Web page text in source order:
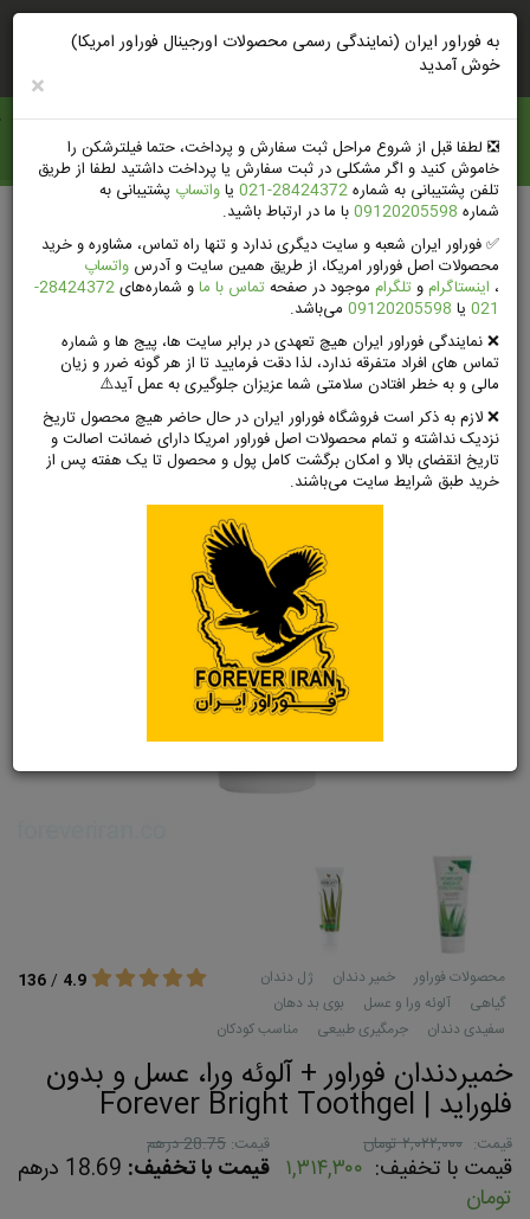
به فوراور ایران (نمایندگی رسمی محصولات اورجینال فوراور امریکا)
خوش آمدید
×
❎️ لطفا قبل از شروع مراحل ثبت سفارش و پرداخت، حتما فیلترشکن را
خاموش کنید و اگر مشکلی در ثبت سفارش یا پرداخت داشتید لطفا از طریق
تلفن پشتیبانی به شماره28424372-021 یاواتساپ پشتیبانی به
شماره 09120205598با ما در ارتباط باشید.
✅ فوراور ایران شعبه و سایت دیگری ندارد و تنها راه تماس، مشاوره و خرید
محصولات اصل فوراور امریکا، از طریق همین سایت و آدرس واتساپ
، اینستاگرامو تلگرام موجود در صفحه تماس با ماو شماره‌های
28424372-
021 یا 09120205598 می‌باشد.
❌ نمایندگی فوراور ایران هیچ تعهدی در برابر سایت ها، پیج ها و شماره
تماس های افراد متفرقه ندارد، لذا دقت فرمایید تا از هر گونه ضرر و زیان
مالی و به خطر افتادن سلامتی شما عزیزان جلوگیری به عمل آید⚠️
❌ لازم به ذکر است فروشگاه فوراور ایران در حال حاضر هیچ محصول تاریخ
نزدیک نداشته و تمام محصولات اصل فوراور امریکا دارای ضمانت اصالت و
تاریخ انقضای بالا و امکان برگشت کامل پول و محصول تا یک هفته پس از
خرید طبق شرایط سایت می‌باشند.
صفحه اصلی
محصولات فوراور لیوینگ امریکا
مراقبت‌های شخصی فوراورلیوینگ
خمیردندان فوراور + آلوئه ورا، عسل و بدون فلوراید | Forever Bright
Toothgel
4.9
/
136 محصولات فوراور خمیر دندان
ژل دندان
گیاهی
آلوئه ورا و عسل
بوی بد دهان
سفیدی دندان
جرمگیری طبیعی مناسب کودکان
خمیردندان فوراور + آلوئه ورا، عسل و بدون
فلوراید | Forever Bright Toothgel
قیمت: 28.75 درهم
قیمت با تخفیف: 18.69 درهم
قیمت: ۲,۰۲۲,۰۰۰ تومان
قیمت با تخفیف: ۱,۳۱۴,۳۰۰
تومان